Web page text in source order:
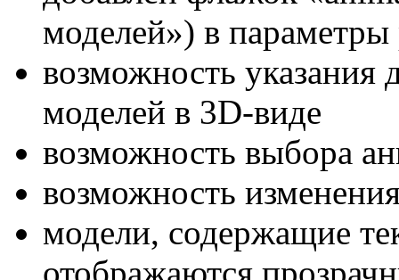
моделей») в параметры
возможность указания
моделей в 3D-виде
возможность выбора
возможность
модели, содержащие
отображаются